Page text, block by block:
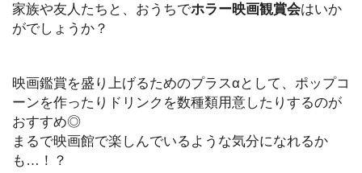
家族や友人たちと、おうちでホラー映画観賞会はいか
がでしょうか？
映画鑑賞を盛り上げるためのプラスαとして、ポップコ
ーンを作ったりドリンクを数種類用意したりするのが
おすすめ◎
まるで映画館で楽しんでいるような気分になれるか
も…！？